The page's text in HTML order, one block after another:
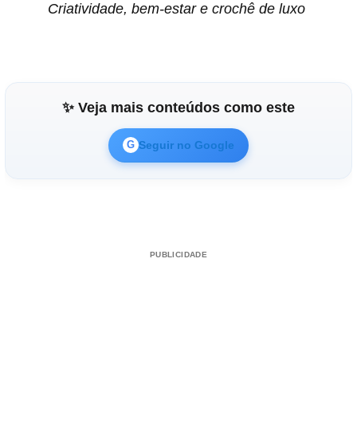
Criatividade, bem-estar e crochê de luxo
✨ Veja mais conteúdos como este
G Seguir no Google
PUBLICIDADE